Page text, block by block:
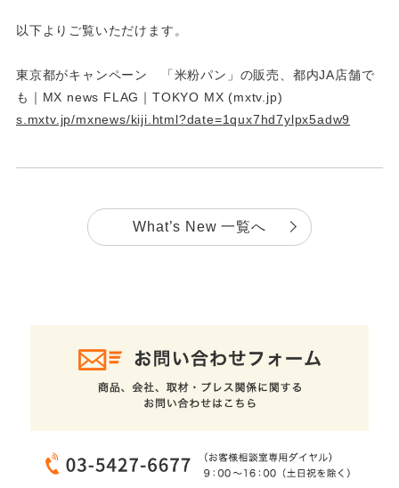
以下よりご覧いただけます。
東京都がキャンペーン 「米粉パン」の販売、都内JA店舗で
も｜MX news FLAG｜TOKYO MX (mxtv.jp)
s.mxtv.jp/mxnews/kiji.html?date=1qux7hd7ylpx5adw9
What’s New 一覧へ